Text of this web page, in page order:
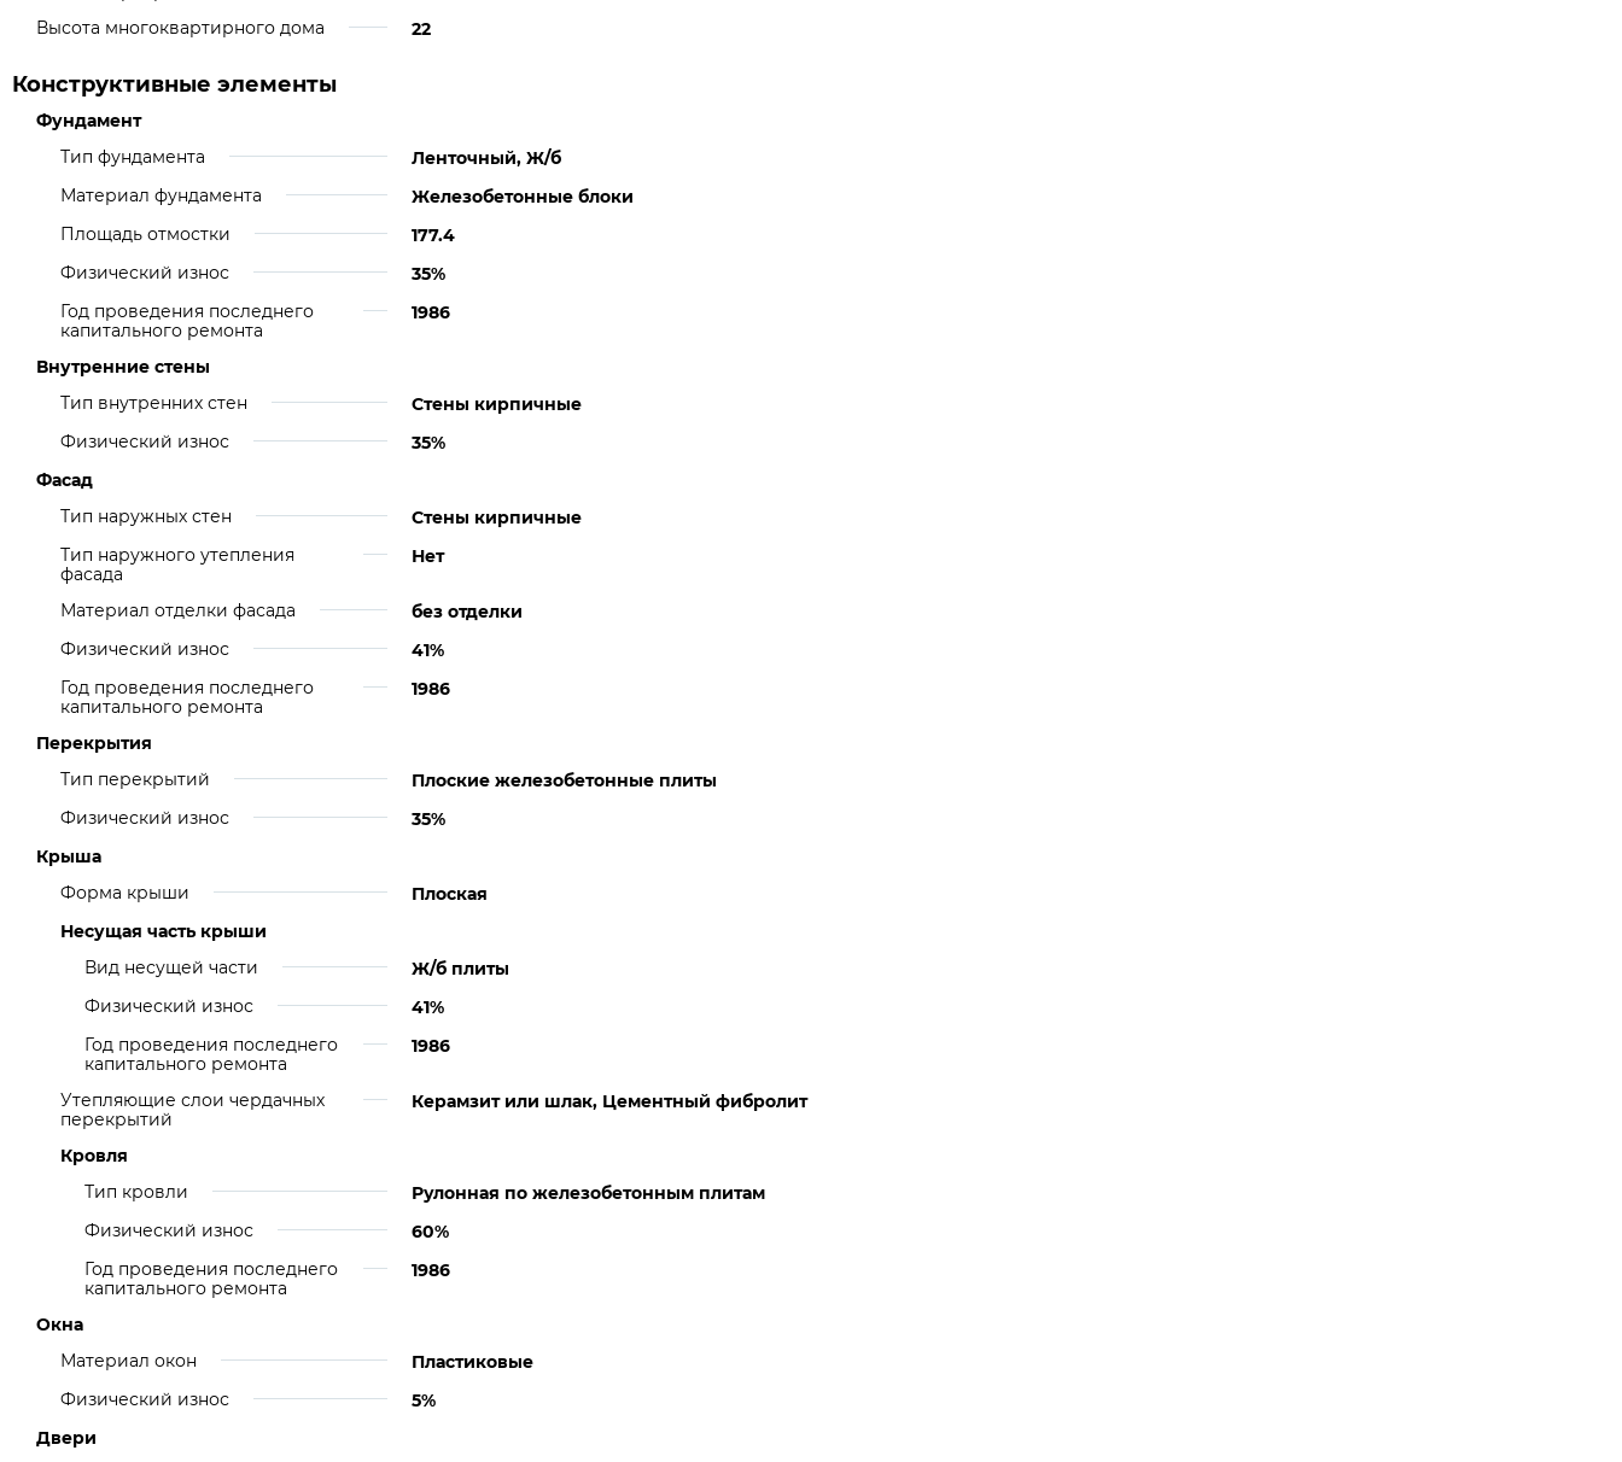
Высота многоквартирного дома
22
Конструктивные элементы
Фундамент
Тип фундамента
Ленточный, Ж/б
Материал фундамента
Железобетонные блоки
Площадь отмостки
177.4
Физический износ
35%
Год проведения последнего
капитального ремонта
1986
Внутренние стены
Тип внутренних стен
Стены кирпичные
Физический износ
35%
Фасад
Тип наружных стен
Стены кирпичные
Тип наружного утепления
фасада
Нет
Материал отделки фасада
без отделки
Физический износ
41%
Год проведения последнего
капитального ремонта
1986
Перекрытия
Тип перекрытий
Плоские железобетонные плиты
Физический износ
35%
Крыша
Форма крыши
Плоская
Несущая часть крыши
Вид несущей части
Ж/б плиты
Физический износ
41%
Год проведения последнего
капитального ремонта
1986
Утепляющие слои чердачных
перекрытий
Керамзит или шлак, Цементный фибролит
Кровля
Тип кровли
Рулонная по железобетонным плитам
Физический износ
60%
Год проведения последнего
капитального ремонта
1986
Окна
Материал окон
Пластиковые
Физический износ
5%
Двери